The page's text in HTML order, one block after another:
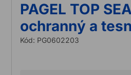
PAGEL TOP
ochranný a
Kód: PG0602203